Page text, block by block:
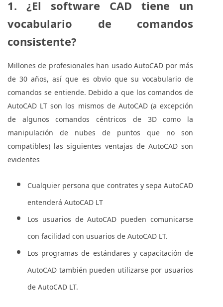
1. ¿El software CAD tiene un
vocabulario de comandos
consistente?
Millones de profesionales han usado AutoCAD por más
de 30 años, así que es obvio que su vocabulario de
comandos se entiende. Debido a que los comandos de
AutoCAD LT son los mismos de AutoCAD (a excepción
de algunos comandos céntricos de 3D como la
manipulación de nubes de puntos que no son
compatibles) las siguientes ventajas de AutoCAD son
evidentes
Cualquier persona que contrates y sepa AutoCAD
entenderá AutoCAD LT
Los usuarios de AutoCAD pueden comunicarse
con facilidad con usuarios de AutoCAD LT.
Los programas de estándares y capacitación de
AutoCAD también pueden utilizarse por usuarios
de AutoCAD LT.